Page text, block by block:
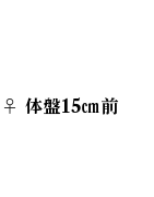
体盤15㎝前